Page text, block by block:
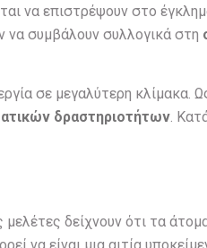
να επιστρέψουν στο
να συμβάλουν συλλογικά στη
σε μεγαλύτερη κλίμακα.
δραστηριοτήτων.
δείχνουν ότι τα